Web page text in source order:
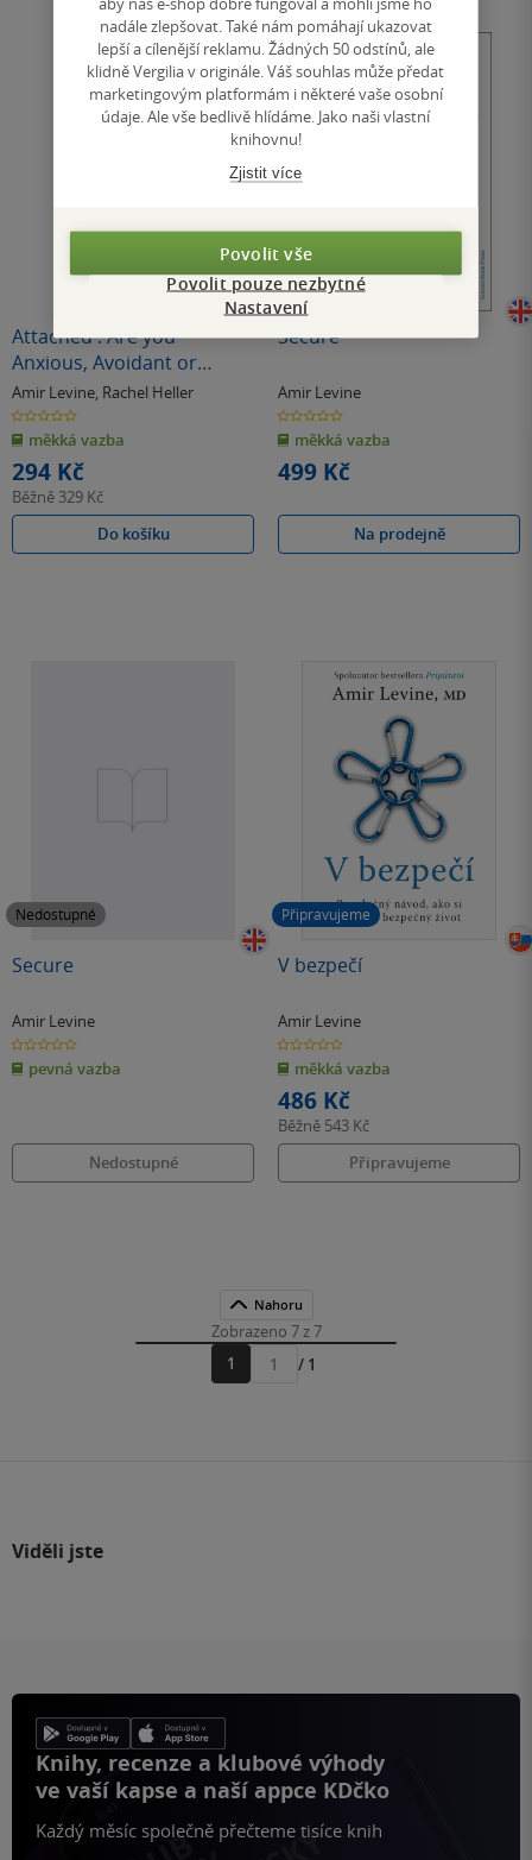
Attached : Are you
Anxious, Avoidant or
Secure? How the science
of adult attachment can
help you find - and keep -
love
Amir Levine, Rachel Heller
0.0
z
5
hvězdiček
měkká vazba
294 Kč
Běžně 329 Kč
Do košíku
Secure
Amir Levine
0.0
z
5
hvězdiček
měkká vazba
499 Kč
Na prodejně
Nedostupné
Secure
Amir Levine
0.0
z
5
hvězdiček
pevná vazba
Nedostupné
Připravujeme
V bezpečí
Amir Levine
0.0
z
5
hvězdiček
měkká vazba
486 Kč
Běžně 543 Kč
Připravujeme
Nahoru
Zobrazeno 7 z 7
1
Přejít
/ 1
Viděli jste
Knihy, recenze a klubové výhody
ve vaší kapse a naší appce KDčko
Každý měsíc společně přečteme tisíce knih
nadále zlepšovat. Také nám pomáhají ukazovat
lepší a cílenější reklamu. Žádných 50 odstínů, ale
klidně Vergilia v originále. Váš souhlas může předat
marketingovým platformám i některé vaše osobní
údaje. Ale vše bedlivě hlídáme. Jako naši vlastní
knihovnu!
Zjistit více
Povolit vše
Povolit pouze nezbytné
Nastavení